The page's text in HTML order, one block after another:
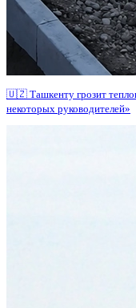
🇺🇿 Ташкенту грозит
некоторых руководителей»